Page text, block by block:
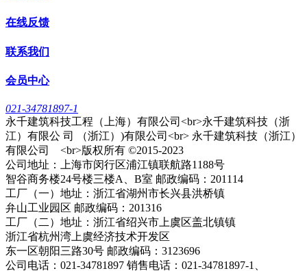
在线反馈
联系我们
会员中心
021-34781897-1
永千建筑科技工程（上海）有限公司<br>永千建筑科技（浙
江）有限公 司 （浙江）)有限公司<br> 永千建筑科技（浙江）
有限公司 <br>版权所有 ©2015-2023
公司地址：上海市闵行区浦江镇联航路1188号
智谷商务楼24号楼三楼A、B室 邮政编码：201114
工厂（一）地址：浙江省湖州市长兴县洪桥镇
弁山工业园区 邮政编码：201316
工厂（二）地址：浙江省绍兴市上虞区盖北镇镇
浙江省杭州湾上虞经济技术开发区
东一区朝阳三路30号 邮政编码：3123696
公司电话：021-34781897 销售电话：021-34781897-1、